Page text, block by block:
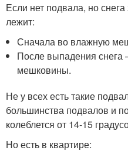
Если нет подвала, но
лежит:
Сначала во влажную
После выпадения снега
мешковины.
Не у всех есть такие
большинства подвалов и
колеблется от 14-15
Но есть в квартире: